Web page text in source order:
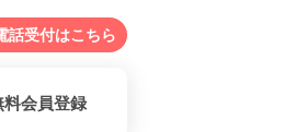
話受付はこちら
料会員登録